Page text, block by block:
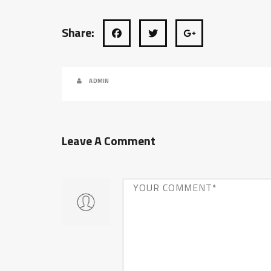
Share:
ADMIN
Leave A Comment